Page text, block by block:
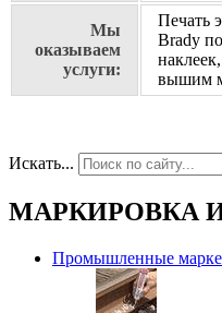
Мы
оказываем
услуги:
Печать
Brady
вышим
Искать...
МАРКИРОВКА
Промышленные